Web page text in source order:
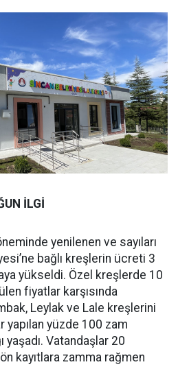
İLGİ
yenilenen ve sayıları
bağlı kreşlerin ücreti 3
yükseldi. Özel kreşlerde 10
fiyatlar karşısında
Leylak ve Lale kreşlerini
yüzde 100 zam
yaşadı. Vatandaşlar 20
kayıtlara zamma rağmen